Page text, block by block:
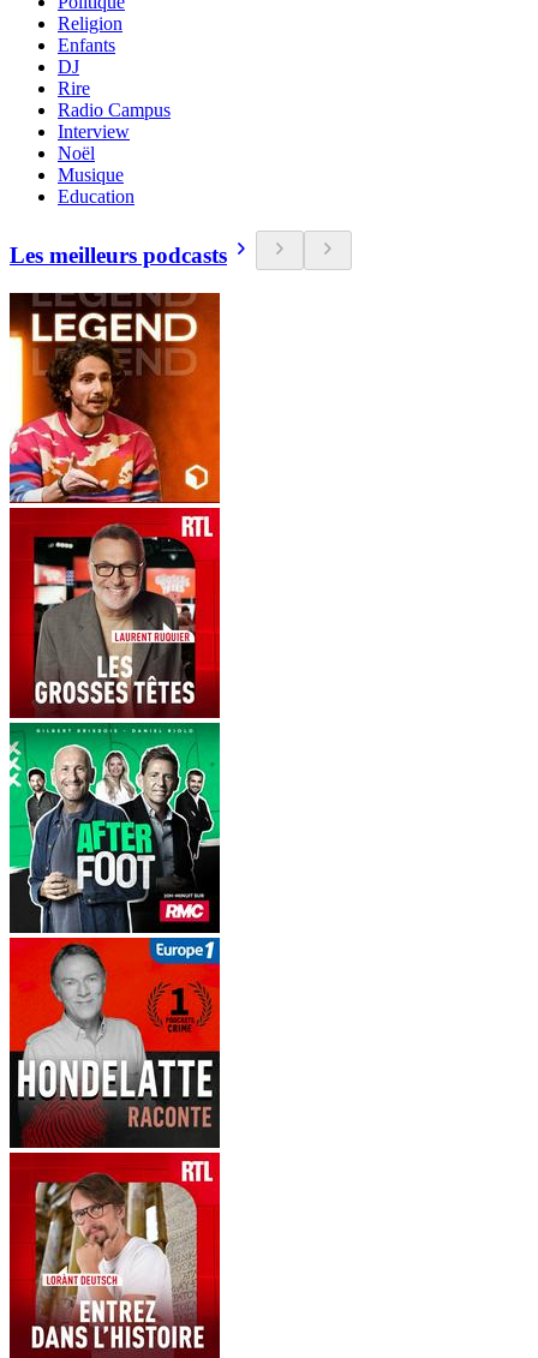
Religion
Enfants
DJ
Rire
Radio Campus
Interview
Noël
Musique
Education
Les meilleurs podcasts